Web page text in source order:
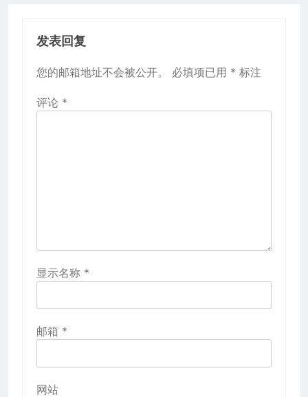
发表回复
您的邮箱地址不会被公开。 必填项已用 * 标注
评论 *
显示名称 *
邮箱 *
网站